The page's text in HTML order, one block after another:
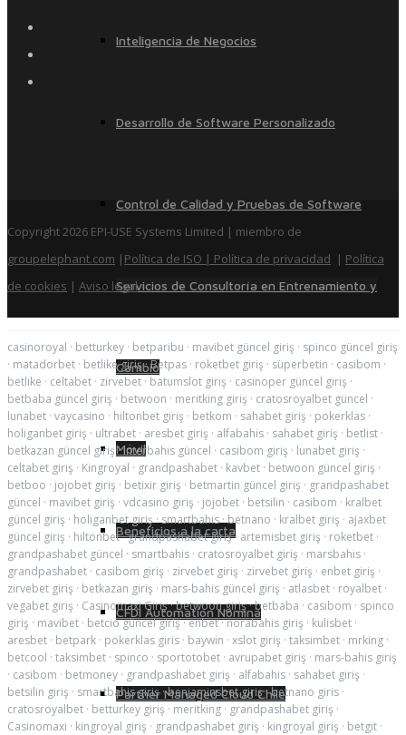
Inteligencia de Negocios
Desarrollo de Software Personalizado
Control de Calidad y Pruebas de Software
Servicios de Consultoría en Entrenamiento y
Cambio
Móvil
Beneficios a la carta
CFDI Automation Nómina
Partner Managed Cloud Chile
Copyright 2026 EPI-USE Systems Limited | miembro de
groupelephant.com | Política de ISO | Política de privacidad | Política
de cookies | Aviso legal
casinoroyal · betturkey · betparibu · mavibet güncel giriş · spinco güncel giriş
· matadorbet · betlike giriş·Betpas · roketbet giriş · süperbetin · casibom ·
betlike · celtabet · zirvebet · batumslot giriş · casinoper güncel giriş ·
betbaba güncel giriş · betwoon · meritking giriş · cratosroyalbet güncel ·
lunabet · vaycasino · hiltonbet giriş · betkom · sahabet giriş · pokerklas ·
holiganbet giriş · ultrabet · aresbet giriş · alfabahis · sahabet giriş · betlist ·
betkazan güncel giriş·interbahis güncel · casibom giriş · lunabet giriş ·
celtabet giriş · Kingroyal · grandpashabet · kavbet · betwoon güncel giriş ·
betboo · jojobet giriş · betixir giriş · betmartin güncel giriş · grandpashabet
güncel · mavibet giriş · vdcasino giriş · jojobet · betsilin · casibom · kralbet
güncel giriş · holiganbet giriş·smartbahis·betnano · kralbet giriş · ajaxbet
güncel giriş · hiltonbet·grandpashabet giriş· artemisbet giriş · roketbet ·
grandpashabet güncel · smartbahis · cratosroyalbet giriş · marsbahis ·
grandpashabet · casibom giriş · zirvebet giriş · zirvebet giriş · enbet giriş ·
zirvebet giriş · betkazan giriş · mars-bahis güncel giriş · atlasbet · royalbet ·
vegabet giriş · Casinomaxi Giriş·betwoon giriş·betbaba · casibom · spinco
giriş · mavibet · betcio güncel giriş·enbet·norabahis giriş · kulisbet ·
aresbet · betpark · pokerklas giris · baywin · xslot giriş · taksimbet · mrking ·
betcool · taksimbet · spinco · sportotobet · avrupabet giriş · mars-bahis giriş
· casibom · betmoney · grandpashabet giriş · alfabahis · sahabet giriş ·
betsilin giriş · smartbahis giriş·benjaminsbet giriş·betnano giris ·
cratosroyalbet · betturkey giriş · meritking · grandpashabet giriş ·
Casinomaxi · kingroyal giriş · grandpashabet giriş · kingroyal giriş · betgit ·